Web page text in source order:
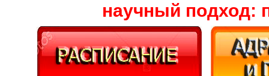
научный подход: